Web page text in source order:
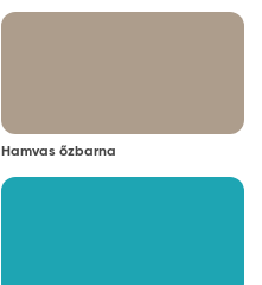
Hamvas őzbarna